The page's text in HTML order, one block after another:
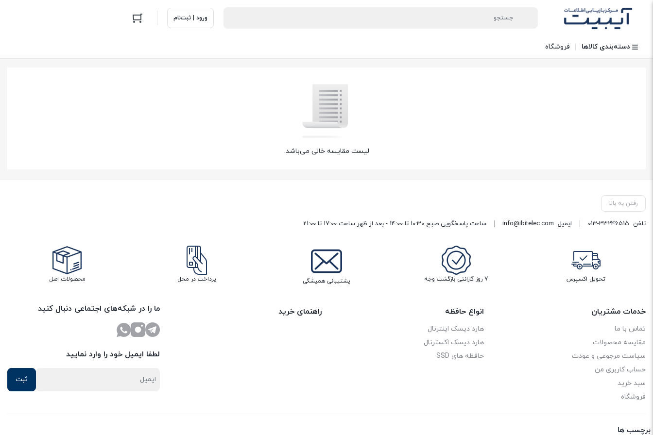
ورود | ثبت‌نام
دسته‌بندی کالاها فروشگاه
لیست مقایسه خالی می‌باشد.
رفتن به بالا
تلفن 013-33246515 ایمیل info@ibitelec.com ساعت پاسخگویی صبح 10:30 تا 14:00 - بعد از ظهر ساعت 17:00 تا 21:00
تحویل اکسپرس 7 روز گارانتی بازگشت وجه پشتیبانی همیشگی پرداخت در محل محصولات اصل
خدمات مشتریان
تماس با ما
مقایسه محصولات
سیاست مرجوعی و عودت
حساب کاربری من
سبد خرید
فروشگاه
انواع حافظه
هارد دیسک اینترنال
هارد دیسک اکسترنال
حافظه های SSD
راهنمای خرید ما را در شبکه‌های اجتماعی دنبال کنید
لطفا ایمیل خود را وارد نمایید
برچسب ها